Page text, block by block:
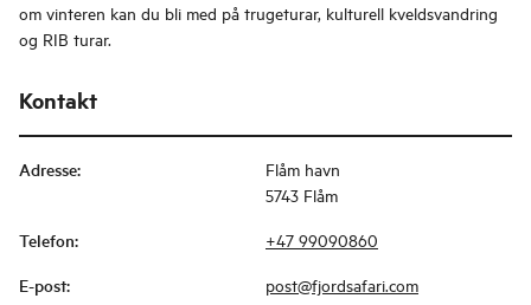
om vinteren kan du bli med på trugeturar, kulturell kveldsvandring
og RIB turar.
Kontakt
Adresse:
Flåm havn
5743 Flåm
Telefon: +47 99090860
E-post: post@fjordsafari.com